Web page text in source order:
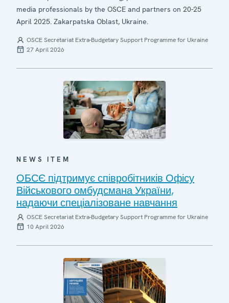
media professionals by the OSCE and partners on 20-25
April 2025. Zakarpatska Oblast, Ukraine.
OSCE Secretariat Extra-Budgetary Support Programme for Ukraine
27 April 2026
NEWS ITEM
ОБСЄ підтримує співробітників Офісу
Військового омбудсмана України,
надаючи спеціалізоване навчання
OSCE Secretariat Extra-Budgetary Support Programme for Ukraine
10 April 2026